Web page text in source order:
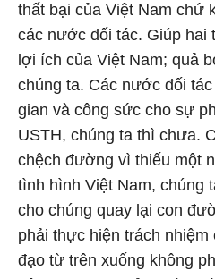
thất bại của Việt Nam chứ
các nước đối tác. Giúp hai
lợi ích của Việt Nam; quả
chúng ta. Các nước đối
gian và công sức cho sự
USTH, chúng ta thì chưa.
chệch đường vì thiếu một
tình hình Việt Nam, chúng
cho chúng quay lại con
phải thực hiện trách
đạo từ trên xuống không